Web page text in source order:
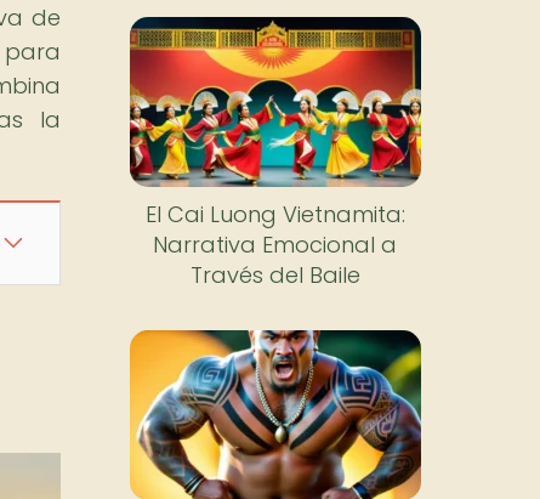
de
para
la
El Cai Luong Vietnamita:
Narrativa Emocional a
Través del Baile